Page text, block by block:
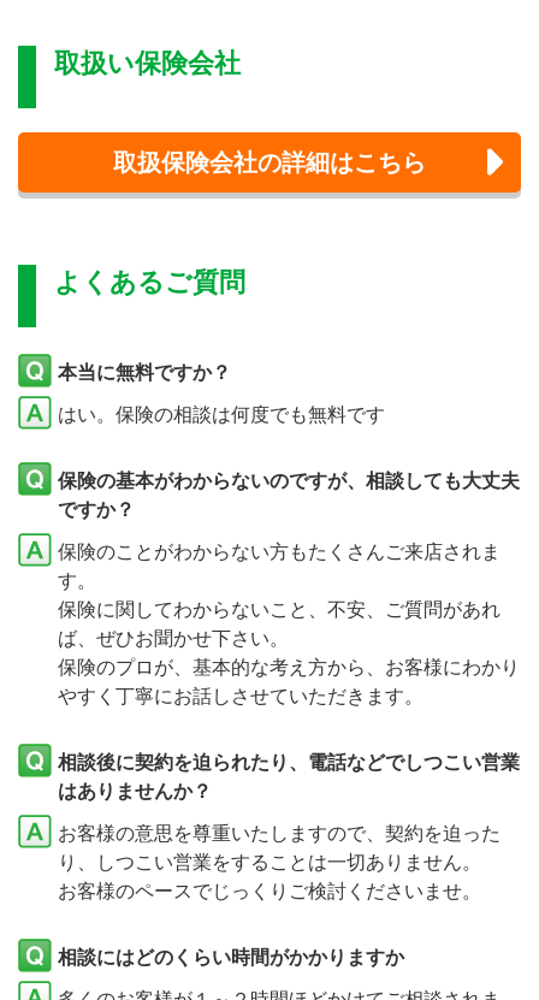
取扱い保険会社
取扱保険会社の詳細はこちら
よくあるご質問
本当に無料ですか？
はい。保険の相談は何度でも無料です
保険の基本がわからないのですが、相談しても大丈夫
ですか？
保険のことがわからない方もたくさんご来店されま
す。
保険に関してわからないこと、不安、ご質問があれ
ば、ぜひお聞かせ下さい。
保険のプロが、基本的な考え方から、お客様にわかり
やすく丁寧にお話しさせていただきます。
相談後に契約を迫られたり、電話などでしつこい営業
はありませんか？
お客様の意思を尊重いたしますので、契約を迫った
り、しつこい営業をすることは一切ありません。
お客様のペースでじっくりご検討くださいませ。
相談にはどのくらい時間がかかりますか